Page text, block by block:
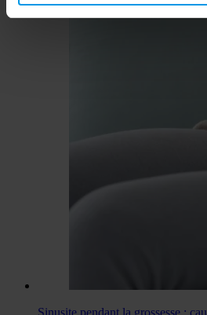
Sinusite pendant la grossesse :